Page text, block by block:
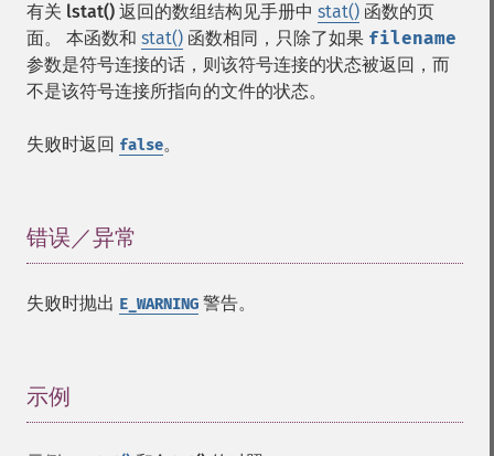
有关 lstat() 返回的数组结构见手册中 stat() 函数的页
面。 本函数和 stat() 函数相同，只除了如果 filename
参数是符号连接的话，则该符号连接的状态被返回，而
不是该符号连接所指向的文件的状态。
失败时返回 false。
错误／异常
失败时抛出 E_WARNING 警告。
示例